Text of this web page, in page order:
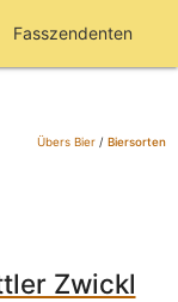
Fasszendenten
Übers Bier/ Biersorten
Zwickl